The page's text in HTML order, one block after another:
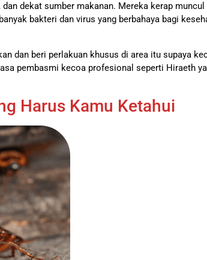
dekat sumber makanan. Mereka kerap
bakteri dan virus yang berbahaya bagi
dan beri perlakuan khusus di area itu supaya
pembasmi kecoa profesional seperti Hiraeth
Harus Kamu Ketahui